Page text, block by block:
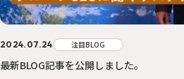
2024.07.24 注目BLOG
最新BLOG記事を公開しました。